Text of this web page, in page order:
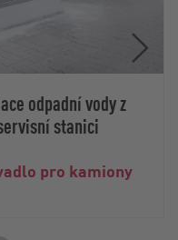
odpadní vody z
stanici
pro kamiony